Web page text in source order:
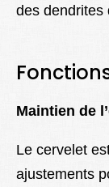
des dendrites
Maintien de
Le cervelet
ajustements